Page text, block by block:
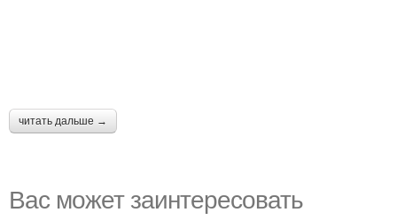
читать дальше →
Вас может заинтересовать